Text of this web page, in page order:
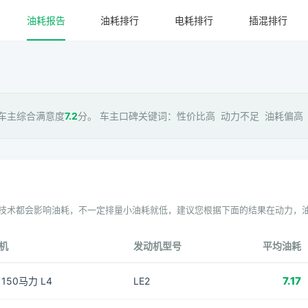
油耗报告 油耗排行 电耗排行 插混排行
主综合满意度7.2分。 车主口碑关键词：性价比高 动力不足 油耗偏
都会影响油耗，不一定排量小油耗就低，建议您根据下面的结果在动力
发动机型号 平均油耗
马力 L4 LE2 7.17